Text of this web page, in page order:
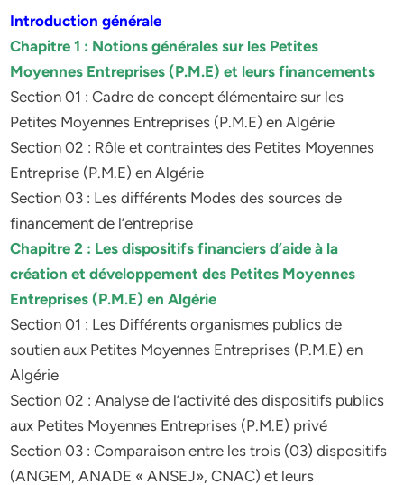
Introduction générale
Chapitre 1 : Notions générales sur les Petites
Moyennes Entreprises (P.M.E) et leurs financements
Section 01 : Cadre de concept élémentaire sur les
Petites Moyennes Entreprises (P.M.E) en Algérie
Section 02 : Rôle et contraintes des Petites Moyennes
Entreprise (P.M.E) en Algérie
Section 03 : Les différents Modes des sources de
financement de l’entreprise
Chapitre 2 : Les dispositifs financiers d’aide à la
création et développement des Petites Moyennes
Entreprises (P.M.E) en Algérie
Section 01 : Les Différents organismes publics de
soutien aux Petites Moyennes Entreprises (P.M.E) en
Algérie
Section 02 : Analyse de l’activité des dispositifs publics
aux Petites Moyennes Entreprises (P.M.E) privé
Section 03 : Comparaison entre les trois (03) dispositifs
(ANGEM, ANADE « ANSEJ», CNAC) et leurs